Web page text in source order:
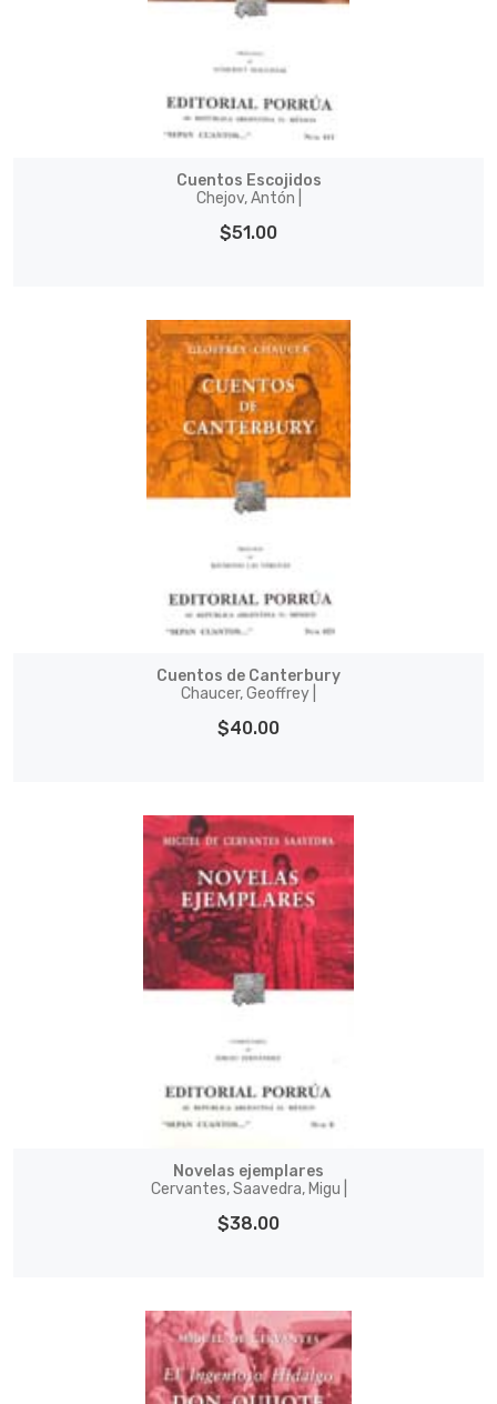
Cuentos Escojidos
Chejov, Antón |
$51.00
Cuentos de Canterbury
Chaucer, Geoffrey |
$40.00
Novelas ejemplares
Cervantes, Saavedra, Migu |
$38.00